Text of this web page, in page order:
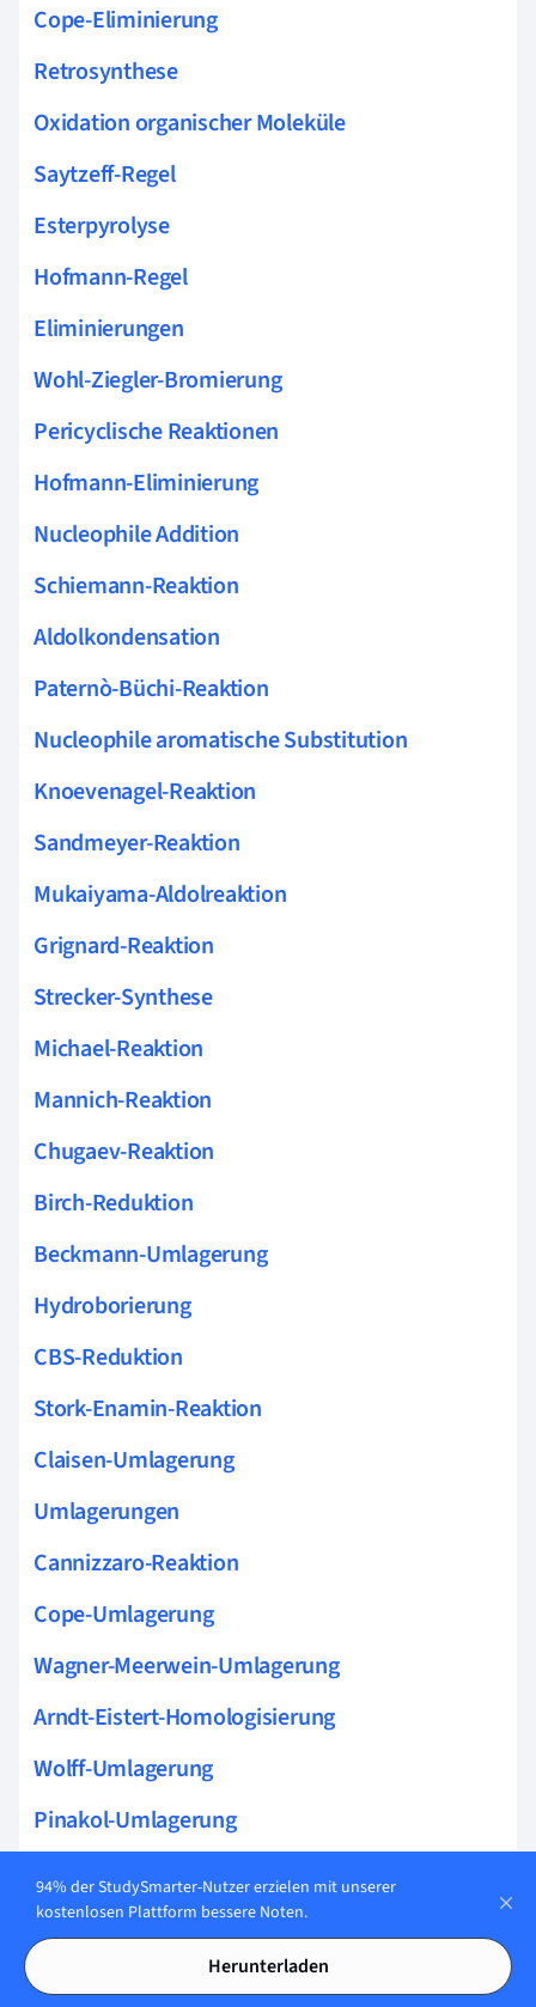
Cope-Eliminierung
Retrosynthese
Oxidation organischer Moleküle
Saytzeff-Regel
Esterpyrolyse
Hofmann-Regel
Eliminierungen
Wohl-Ziegler-Bromierung
Pericyclische Reaktionen
Hofmann-Eliminierung
Nucleophile Addition
Schiemann-Reaktion
Aldolkondensation
Paternò-Büchi-Reaktion
Nucleophile aromatische Substitution
Knoevenagel-Reaktion
Sandmeyer-Reaktion
Mukaiyama-Aldolreaktion
Grignard-Reaktion
Strecker-Synthese
Michael-Reaktion
Mannich-Reaktion
Chugaev-Reaktion
Birch-Reduktion
Beckmann-Umlagerung
Hydroborierung
CBS-Reduktion
Stork-Enamin-Reaktion
Claisen-Umlagerung
Umlagerungen
Cannizzaro-Reaktion
Cope-Umlagerung
Wagner-Meerwein-Umlagerung
Arndt-Eistert-Homologisierung
Wolff-Umlagerung
Pinakol-Umlagerung
Hofmann-Umlagerung
Tiffeneau-Demjanow-Reaktion
Benzilsäure-Umlagerung
94% der StudySmarter-Nutzer erzielen mit unserer
kostenlosen Plattform bessere Noten.
Herunterladen